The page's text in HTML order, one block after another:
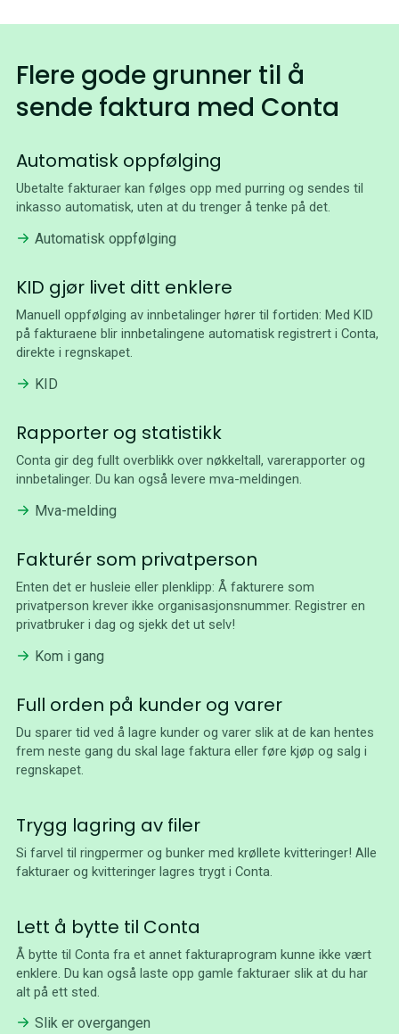
Flere gode grunner til å
sende faktura med Conta
Automatisk oppfølging
Ubetalte fakturaer kan følges opp med purring og sendes til
inkasso automatisk, uten at du trenger å tenke på det.
Automatisk oppfølging
KID gjør livet ditt enklere
Manuell oppfølging av innbetalinger hører til fortiden: Med KID
på fakturaene blir innbetalingene automatisk registrert i Conta,
direkte i regnskapet.
KID
Rapporter og statistikk
Conta gir deg fullt overblikk over nøkkeltall, varerapporter og
innbetalinger. Du kan også levere mva-meldingen.
Mva-melding
Fakturér som privatperson
Enten det er husleie eller plenklipp: Å fakturere som
privatperson krever ikke organisasjonsnummer. Registrer en
privatbruker i dag og sjekk det ut selv!
Kom i gang
Full orden på kunder og varer
Du sparer tid ved å lagre kunder og varer slik at de kan hentes
frem neste gang du skal lage faktura eller føre kjøp og salg i
regnskapet.
Trygg lagring av filer
Si farvel til ringpermer og bunker med krøllete kvitteringer! Alle
fakturaer og kvitteringer lagres trygt i Conta.
Lett å bytte til Conta
Å bytte til Conta fra et annet fakturaprogram kunne ikke vært
enklere. Du kan også laste opp gamle fakturaer slik at du har
alt på ett sted.
Slik er overgangen